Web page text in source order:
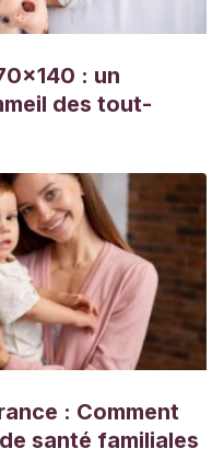
: un
des tout-
: Comment
santé familiales